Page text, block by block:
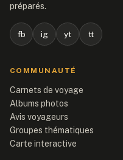
préparés.
fb ig yt tt
COMMUNAUTÉ
Carnets de voyage
Albums photos
Avis voyageurs
Groupes thématiques
Carte interactive